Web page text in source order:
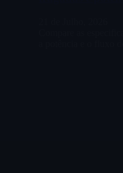
Compare as
a potência e o fluxo